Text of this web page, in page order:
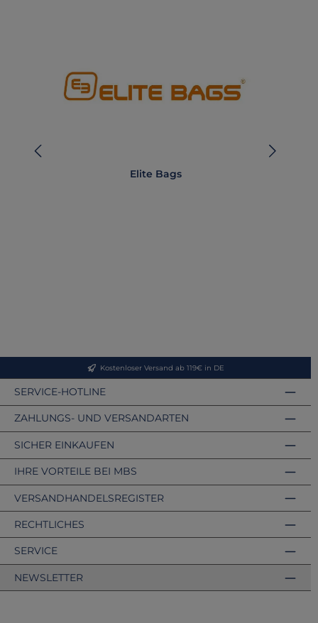
Elite Bags
Kostenloser Versand ab 119€ in DE
SERVICE-HOTLINE
ZAHLUNGS- UND VERSANDARTEN
VERSANDHANDELSREGISTER
SICHER EINKAUFEN
IHRE VORTEILE BEI MBS
RECHTLICHES
SERVICE
NEWSLETTER